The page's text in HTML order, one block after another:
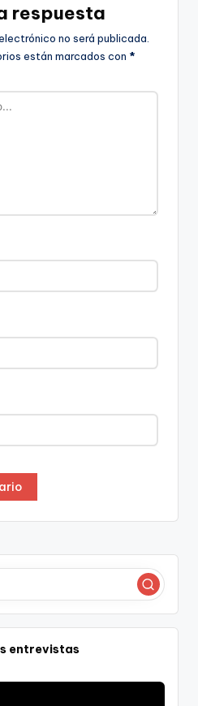
respuesta
no será publicada.
están marcados con *
entrevistas